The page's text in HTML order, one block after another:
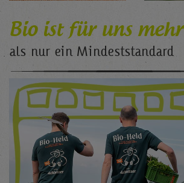
Bio ist für uns mehr
als nur ein Mindeststandard